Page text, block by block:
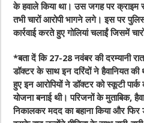
के हवाले किया था। उस जगह पर क्राइम
तभी चारों आरोपी भागने लगे। इस पर
कार्रवाई करते हुए गोलियां चलाईं जिसमें
*बता दें कि 27-28 नवंबर की दरम्यानी
डॉक्‍टर के साथ इन दरिंदों ने हैवानियत की
हुए इन आरोपियों ने डॉक्टर को स्कूटी
योजना बनाई थी। परिजनों के मुताबिक,
निकालकर मदद का बहाना किया और फिर